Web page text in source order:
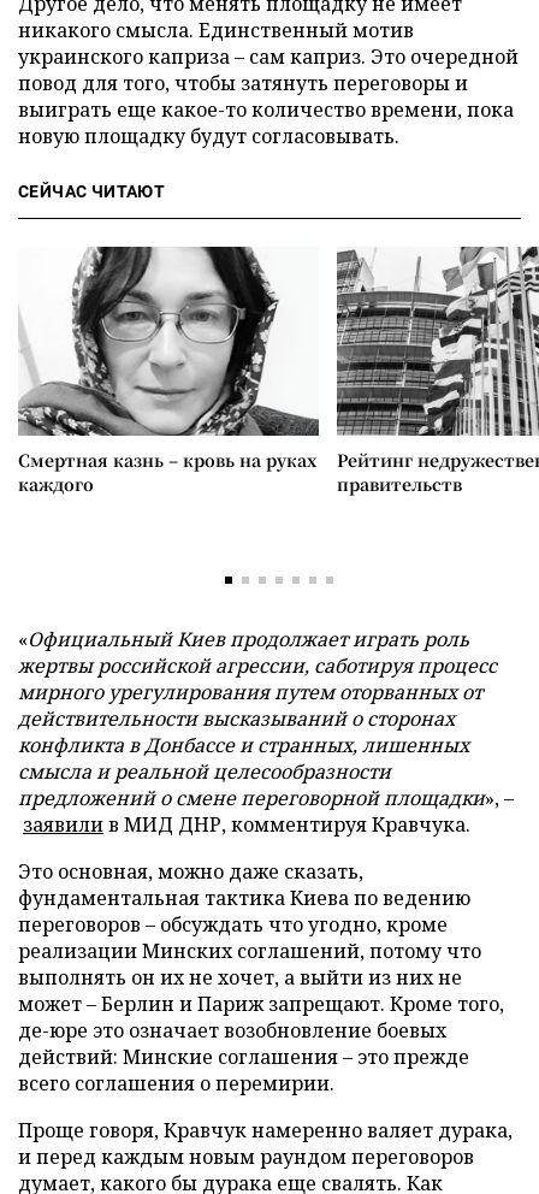
никакого смысла. Единственный мотив
украинского каприза – сам каприз. Это очередной
повод для того, чтобы затянуть переговоры и
выиграть еще какое-то количество времени, пока
новую площадку будут согласовывать.
СЕЙЧАС ЧИТАЮТ
Смертная казнь – кровь на руках
каждого
Рейтинг
правительств
«Официальный Киев продолжает играть роль
жертвы российской агрессии, саботируя процесс
мирного урегулирования путем оторванных от
действительности высказываний о сторонах
конфликта в Донбассе и странных, лишенных
смысла и реальной целесообразности
предложений о смене переговорной площадки», –
заявилив МИД ДНР, комментируя Кравчука.
Это основная, можно даже сказать,
фундаментальная тактика Киева по ведению
переговоров – обсуждать что угодно, кроме
реализации Минских соглашений, потому что
выполнять он их не хочет, а выйти из них не
может – Берлин и Париж запрещают. Кроме того,
де-юре это означает возобновление боевых
действий: Минские соглашения – это прежде
всего соглашения о перемирии.
Проще говоря, Кравчук намеренно валяет дурака,
и перед каждым новым раундом переговоров
думает, какого бы дурака еще свалять. Как